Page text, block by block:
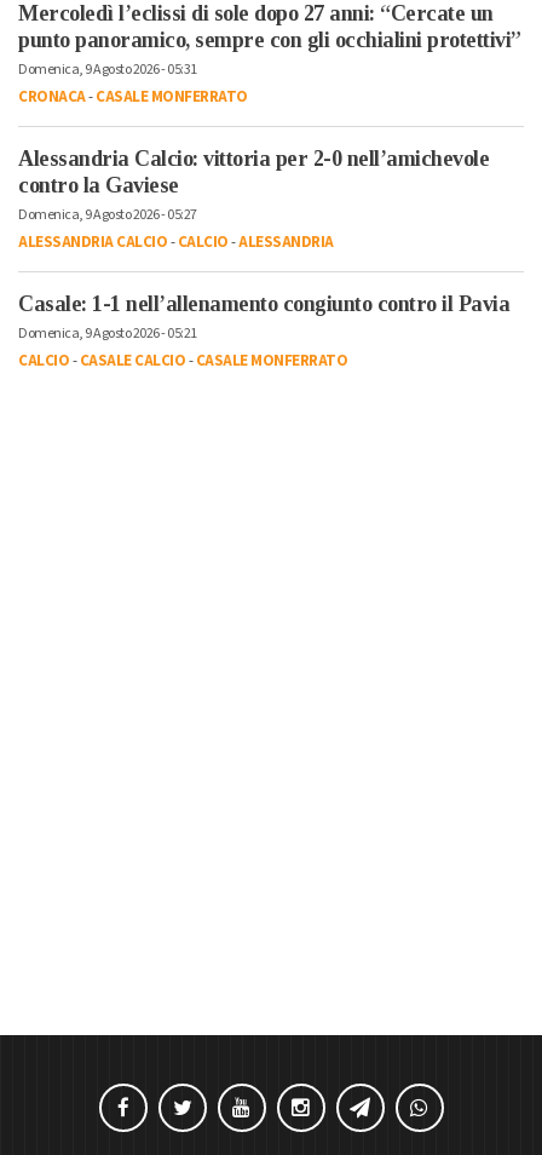
Mercoledì l’eclissi di sole dopo 27 anni: “Cercate un
punto panoramico, sempre con gli occhialini protettivi”
Domenica, 9 Agosto 2026 - 05:31
CRONACA-CASALE MONFERRATO
Alessandria Calcio: vittoria per 2-0 nell’amichevole
contro la Gaviese
Domenica, 9 Agosto 2026 - 05:27
ALESSANDRIA CALCIO-CALCIO-ALESSANDRIA
Casale: 1-1 nell’allenamento congiunto contro il Pavia
Domenica, 9 Agosto 2026 - 05:21
CALCIO-CASALE CALCIO-CASALE MONFERRATO